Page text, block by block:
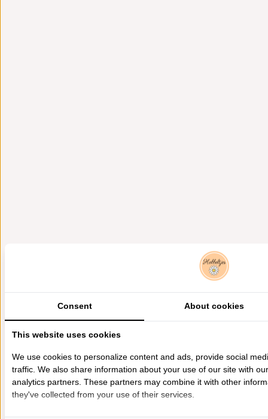
Consent About cookies
This website uses cookies
We use cookies to personalize content and ads, provide social
traffic. We also share information about your use of our site with
analytics partners. These partners may combine it with other
they've collected from your use of their services.